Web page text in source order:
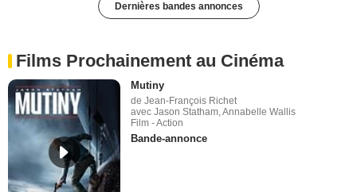
Dernières bandes annonces
Films Prochainement au Cinéma
Mutiny
de Jean-François Richet
avec Jason Statham, Annabelle Wallis
Film - Action
Bande-annonce